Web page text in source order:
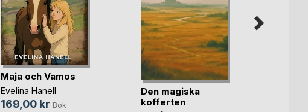
Maja och Vamos
Evelina Hanell
169,00 kr Bok
Den magiska
kofferten